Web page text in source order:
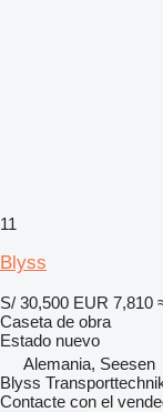
11
Blyss
S/ 30,500 EUR 7,810
Caseta de obra
Estado nuevo
Alemania, Seesen
Blyss
Contacte con el